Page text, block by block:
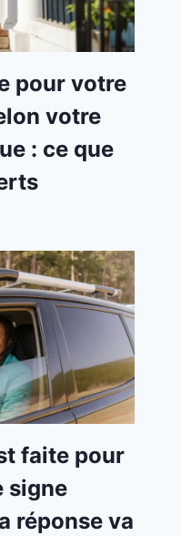
pour votre
votre
: ce que
faite pour
signe
réponse va